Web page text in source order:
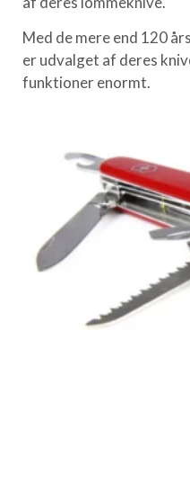
Med de mere end 120
er udvalget af deres
funktioner enormt.